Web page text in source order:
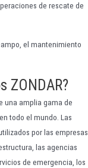
de rescate de
el mantenimiento
ZONDAR?
una amplia gama de
todo el mundo. Las
por las empresas
las agencias
de emergencia, los